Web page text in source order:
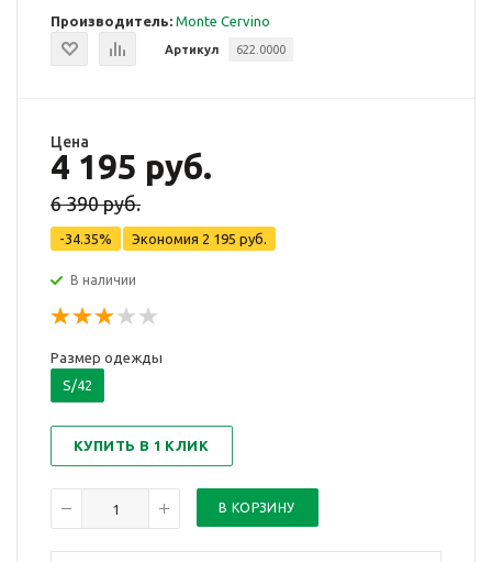
Производитель: Monte Cervino
Артикул 622.0000
Цена
4 195 руб.
6 390 руб.
-34.35% Экономия 2 195 руб.
В наличии
Размер одежды
S/42
КУПИТЬ В 1 КЛИК